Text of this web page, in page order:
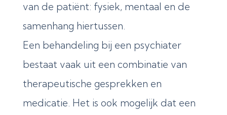
van de patiënt: fysiek, mentaal en de
samenhang hiertussen.
Een behandeling bij een psychiater
bestaat vaak uit een combinatie van
therapeutische gesprekken en
medicatie. Het is ook mogelijk dat een